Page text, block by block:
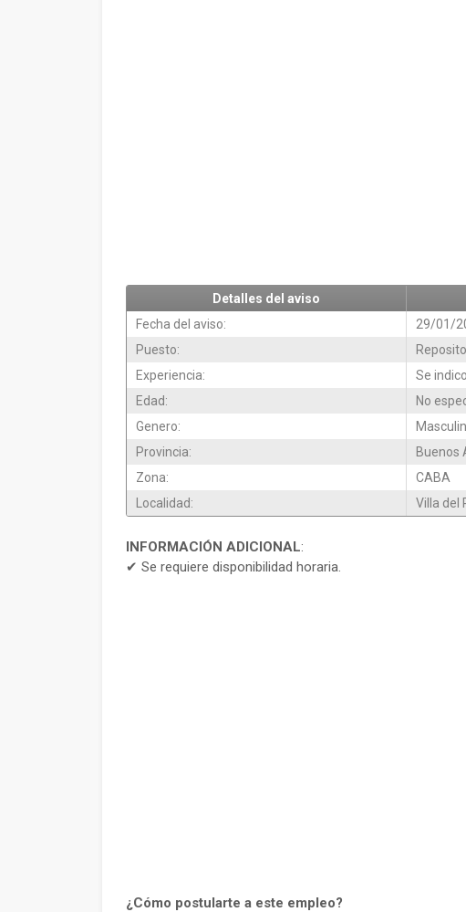
Detalles del aviso
Fecha del aviso:
29/01/
Puesto:
Experiencia:
Se
Edad:
No
Genero:
Provincia:
Buenos
Zona:
CABA
Localidad:
Villa del
INFORMACIÓN ADICIONAL:
✔ Se requiere disponibilidad horaria.
¿Cómo postularte a este empleo?